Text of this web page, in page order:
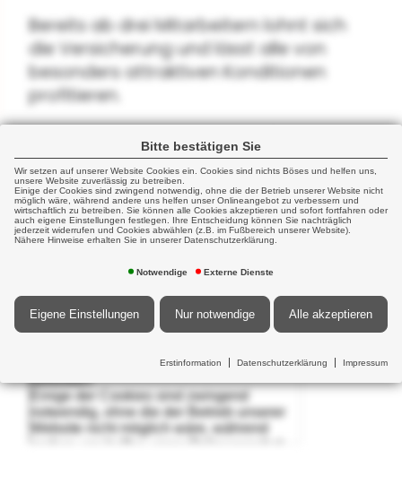
Bitte bestätigen Sie
Wir setzen auf unserer Website Cookies ein. Cookies sind nichts Böses und helfen uns,
unsere Website zuverlässig zu betreiben.
Einige der Cookies sind zwingend notwendig, ohne die der Betrieb unserer Website nicht
möglich wäre, während andere uns helfen unser Onlineangebot zu verbessern und
wirtschaftlich zu betreiben. Sie können alle Cookies akzeptieren und sofort fortfahren oder
auch eigene Einstellungen festlegen. Ihre Entscheidung können Sie nachträglich
jederzeit widerrufen und Cookies abwählen (z.B. im Fußbereich unserer Website).
Nähere Hinweise erhalten Sie in unserer Datenschutzerklärung.
Notwendige Externe Dienste
Eigene Einstellungen Nur notwendige Alle akzeptieren
Erstinformation Datenschutzerklärung Impressum
Bereits ab drei Mitarbeitern lohnt sich
die Versicherung und lässt alle von
besonders attraktiven Konditionen
profitieren.
Je nach Finanzierungsmodell können Sie
die Police als zusätzliche Sozialleistung
anbieten und Ihre Mitarbeiter dadurch
motivieren.
diesem Thema finden Siehier